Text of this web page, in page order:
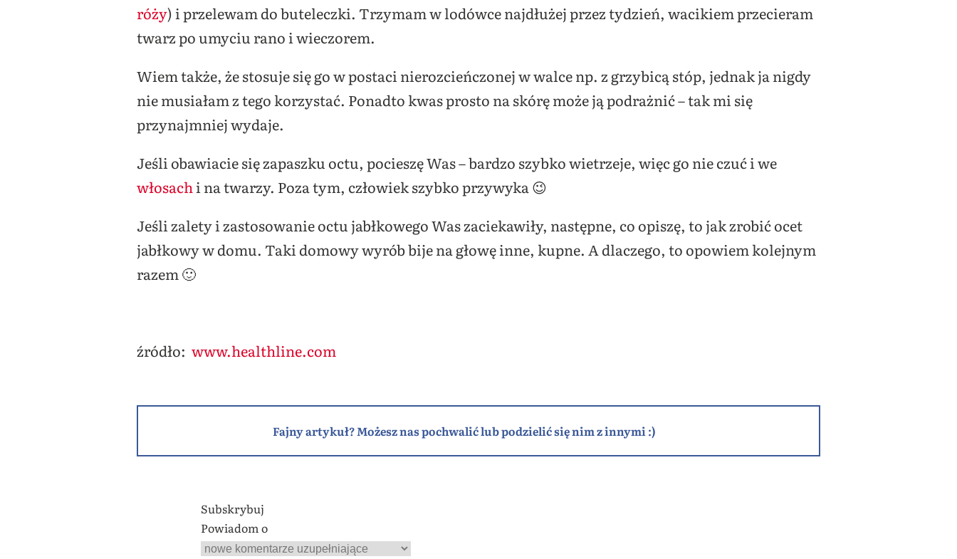
róży) i przelewam do buteleczki. Trzymam w lodówce najdłużej przez tydzień, wacikiem przecieram
twarz po umyciu rano i wieczorem.
Wiem także, że stosuje się go w postaci nierozcieńczonej w walce np. z grzybicą stóp, jednak ja nigdy
nie musiałam z tego korzystać. Ponadto kwas prosto na skórę może ją podrażnić – tak mi się
przynajmniej wydaje.
Jeśli obawiacie się zapaszku octu, pocieszę Was – bardzo szybko wietrzeje, więc go nie czuć i we
włosachi na twarzy. Poza tym, człowiek szybko przywyka 😉
Jeśli zalety i zastosowanie octu jabłkowego Was zaciekawiły, następne, co opiszę, to jak zrobić ocet
jabłkowy w domu. Taki domowy wyrób bije na głowę inne, kupne. A dlaczego, to opowiem kolejnym
razem 🙂
źródło: www.healthline.com
Fajny artykuł? Możesz nas pochwalić lub podzielić się nim z innymi :)
Subskrybuj
Powiadom o